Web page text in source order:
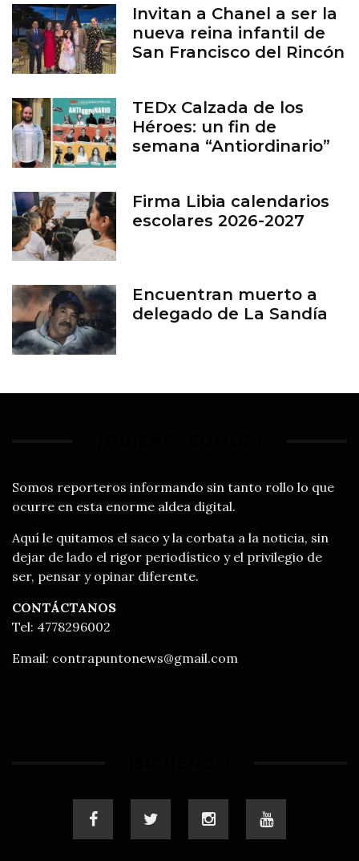
Invitan a Chanel a ser la
nueva reina infantil de
San Francisco del Rincón
TEDx Calzada de los
Héroes: un fin de
semana “Antiordinario”
Firma Libia calendarios
escolares 2026-2027
Encuentran muerto a
delegado de La Sandía
Somos reporteros informando sin tanto rollo lo que
ocurre en esta enorme aldea digital.
Aquí le quitamos el saco y la corbata a la noticia, sin
dejar de lado el rigor periodístico y el privilegio de
ser, pensar y opinar diferente.
CONTÁCTANOS
Tel: 4778296002
Email: contrapuntonews@gmail.com